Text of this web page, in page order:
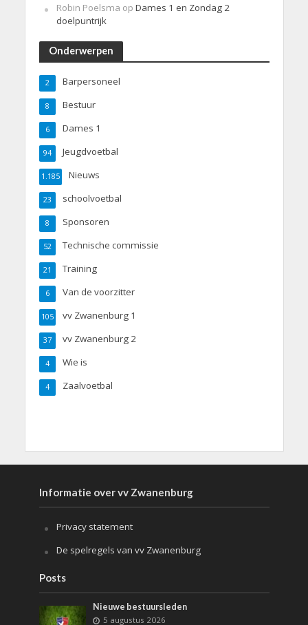
Robin Poelsma op Dames 1 en Zondag 2
doelpuntrijk
Onderwerpen
Barpersoneel
2
Bestuur
8
Dames 1
6
Jeugdvoetbal
94
Nieuws
1.185
schoolvoetbal
23
Sponsoren
8
Technische commissie
52
Training
21
Van de voorzitter
6
vv Zwanenburg 1
105
vv Zwanenburg 2
37
Wie is
4
Zaalvoetbal
4
Informatie over vv Zwanenburg
Privacy statement
De spelregels van vv Zwanenburg
Posts
Nieuwe bestuursleden
5 augustus 2026